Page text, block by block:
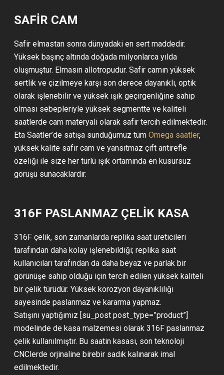
SAFİR CAM
Safir elmastan sonra dünyadaki en sert maddedir.
Yüksek başınç altında doğada milyonlarca yılda
oluşmuştur. Elmasın allotropudur. Safir camın yüksek
sertlik ve çizilmeye karşı son derece dayanıklı, optik
olarak işlenebilir ve yüksek ışık geçirgenliğine sahip
olması sebepleriyle yüksek segmentte ve kaliteli
saatlerde cam materyali olarak safir tercih edilmektedir.
Eta Saatler’de satışa sunduğumuz tümOmega saatler,
yüksek kalite safir cam ve yansıtmaz çift antirefle
özeliği ile size her türlü ışık ortamında en kusursuz
görüşü sunacaklardır.
316F PASLANMAZ ÇELİK KASA
316F çelik, son zamanlarda replika saat üreticileri
tarafından daha kolay işlenebildiği; replika saat
kullanıcıları tarafından da daha beyaz ve parlak bir
görünüşe sahip olduğu için tercih edilen yüksek kaliteli
bir çelik türüdür. Yüksek korozyon dayanıklılığı
sayesinde paslanmaz ve kararma yapmaz.
Satışını yaptığımız [su_post post_type=”product”]
modelinde de kasa malzemesi olarak 316F paslanmaz
çelik kullanılmıştır. Bu saatin kasası, son teknoloji
CNClerde orjinaline birebir sadık kalınarak imal
edilmektedir.